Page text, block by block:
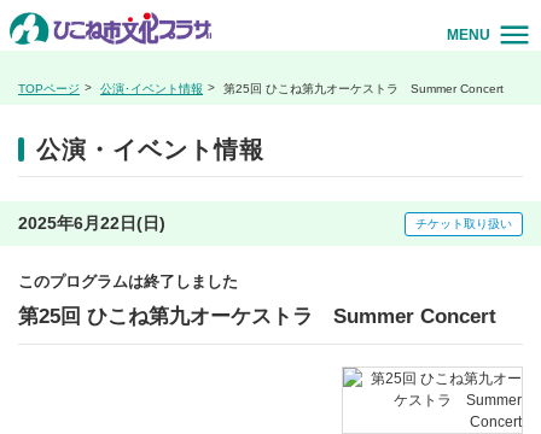
MENU
TOPページ 公演･イベント情報 第25回 ひこね第九オーケストラ Summer Concert
公演・イベント情報
2025年6月22日(日) チケット取り扱い
このプログラムは終了しました
第25回 ひこね第九オーケストラ Summer Concert